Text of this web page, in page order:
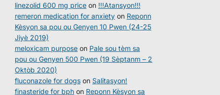
linezolid 600 mg price on !!!Atansyon!!!
remeron medication for anxiety on Reponn
Kèsyon sa pou ou Genyen 10 Pwen (24-25
Jiyè 2019)
meloxicam purpose on Pale sou tèm sa
pou ou Genyen 500 Pwen (19 Sèptanm – 2
Oktòb 2020)
fluconazole for dogs on Salitasyon!
finasteride for bph on Reponn Kèsyon sa